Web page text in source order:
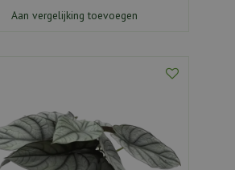
Aan vergelijking toevoegen